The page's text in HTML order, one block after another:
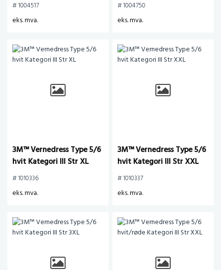
# 1004517
eks. mva.
# 1004750
eks. mva.
3M™ Vernedress Type 5/6
hvit Kategori III Str XL
# 1010336
eks. mva.
3M™ Vernedress Type 5/6
hvit Kategori III Str XXL
# 1010337
eks. mva.